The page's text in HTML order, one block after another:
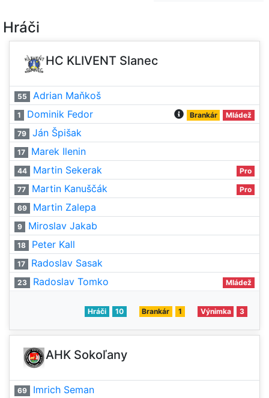
Hráči
HC KLIVENT Slanec
55 Adrian Maňkoš
1 Dominik Fedor Brankár Mládež
79 Ján Špišak
17 Marek Ilenin
44 Martin Sekerak Pro
77 Martin Kanuščák Pro
69 Martin Zalepa
9 Miroslav Jakab
18 Peter Kall
17 Radoslav Sasak
23 Radoslav Tomko Mládež
Hráči 10 Brankár 1 Výnimka 3
AHK Sokoľany
69 Imrich Seman